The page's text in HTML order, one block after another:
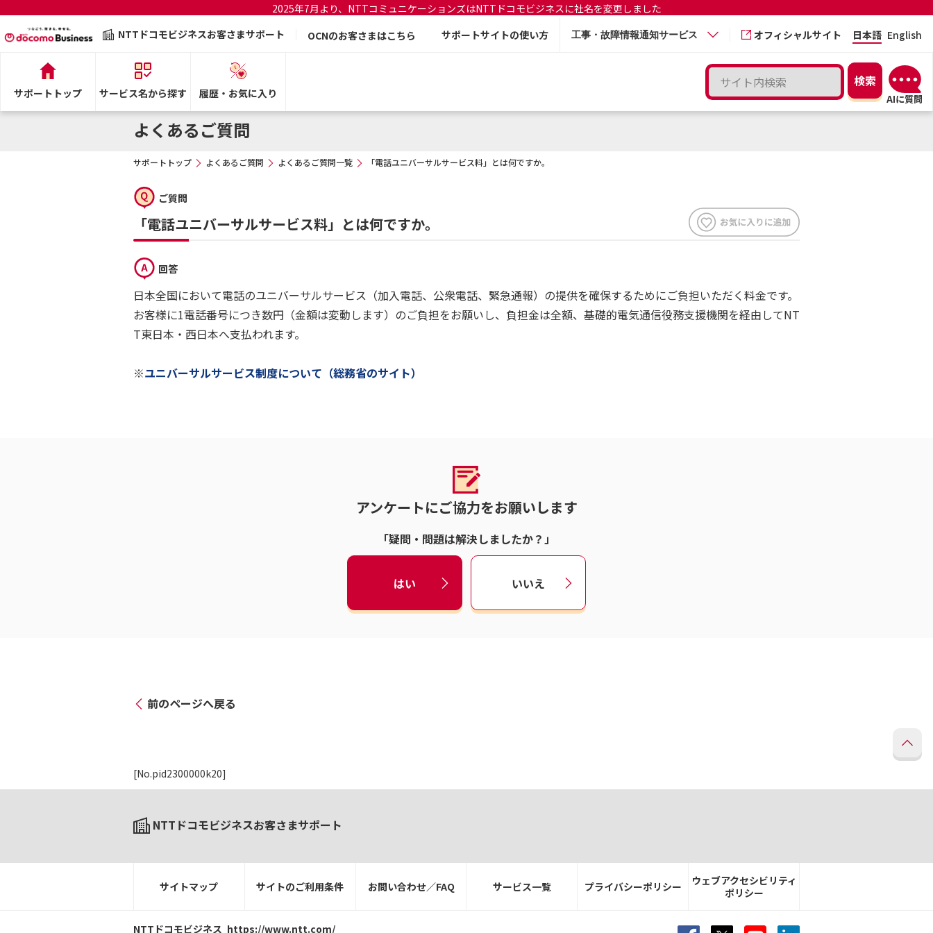
2025年7月より、NTTコミュニケーションズはNTTドコモビジネスに社名を変更しました
NTTドコモビジネスお客さまサポート
OCNのお客さまはこちら サポートサイトの使い方 工事・故障情報通知サービス オフィシャルサイト 日本語 English
サポートトップ サービス名から探す 履歴・お気に入り
よくあるご質問
サポートトップ よくあるご質問 よくあるご質問一覧 「電話ユニバーサルサービス料」とは何ですか。
ご質問
「電話ユニバーサルサービス料」とは何ですか。
回答
日本全国において電話のユニバーサルサービス（加入電話、公衆電話、緊急通報）の提供を確保するためにご負担いただく料金です。
お客様に1電話番号につき数円（金額は変動します）のご負担をお願いし、負担金は全額、基礎的電気通信役務支援機関を経由してNT
T東日本・西日本へ支払われます。
※ユニバーサルサービス制度について（総務省のサイト）
アンケートにご協力をお願いします
「疑問・問題は解決しましたか？」
はい いいえ
前のページへ戻る
[No.pid2300000k20]
NTTドコモビジネスお客さまサポート
サイトマップ サイトのご利用条件 お問い合わせ／FAQ サービス一覧 プライバシーポリシー
ウェブアクセシビリティ
ポリシー
NTTドコモビジネス https://www.ntt.com/